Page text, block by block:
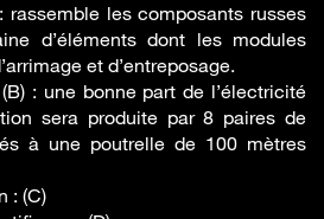
rassemble les composants russes
d’éléments dont les modules
et d’entreposage.
: une bonne part de l’électricité
sera produite par 8 paires de
à une poutrelle de 100 mètres
: (C)